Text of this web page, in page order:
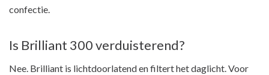
confectie.
Is Brilliant 300 verduisterend?
Nee. Brilliant is lichtdoorlatend en filtert het daglicht. Voor